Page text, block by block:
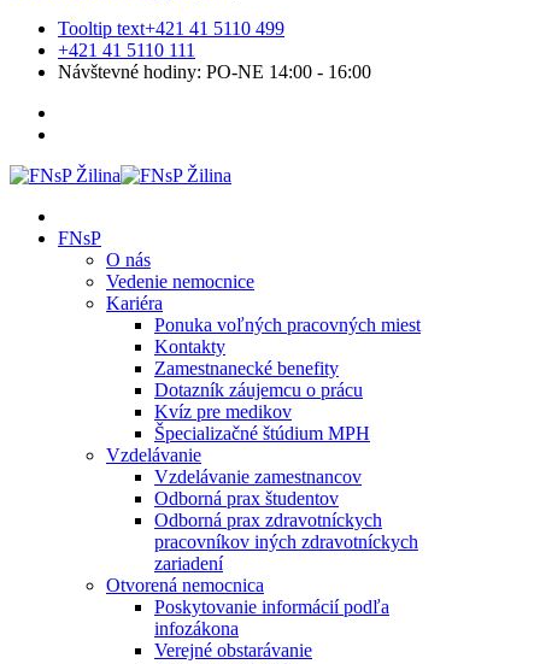
Tooltip text+421 41 5110 499
+421 41 5110 111
Návštevné hodiny: PO-NE 14:00 - 16:00
FNsP
O nás
Vedenie nemocnice
Kariéra
Ponuka voľných pracovných miest
Kontakty
Zamestnanecké benefity
Dotazník záujemcu o prácu
Kvíz pre medikov
Špecializačné štúdium MPH
Vzdelávanie
Vzdelávanie zamestnancov
Odborná prax študentov
Odborná prax zdravotníckych
pracovníkov iných zdravotníckych
zariadení
Otvorená nemocnica
Poskytovanie informácií podľa
infozákona
Verejné obstarávanie